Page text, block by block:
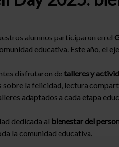
alumnos participaron en el
educativa. Este año, el
disfrutaron detalleres y
sobre la felicidad, lectura
adaptados a cada etapa
dedicada al bienestar del
la comunidad educativa.